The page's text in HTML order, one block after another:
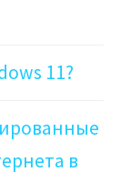
11?
в